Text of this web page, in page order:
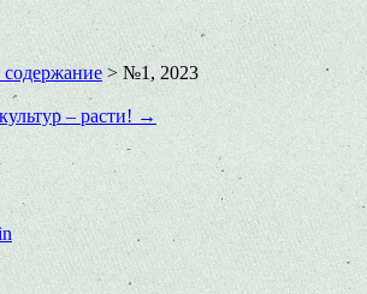
>№1, 2023
– расти! →